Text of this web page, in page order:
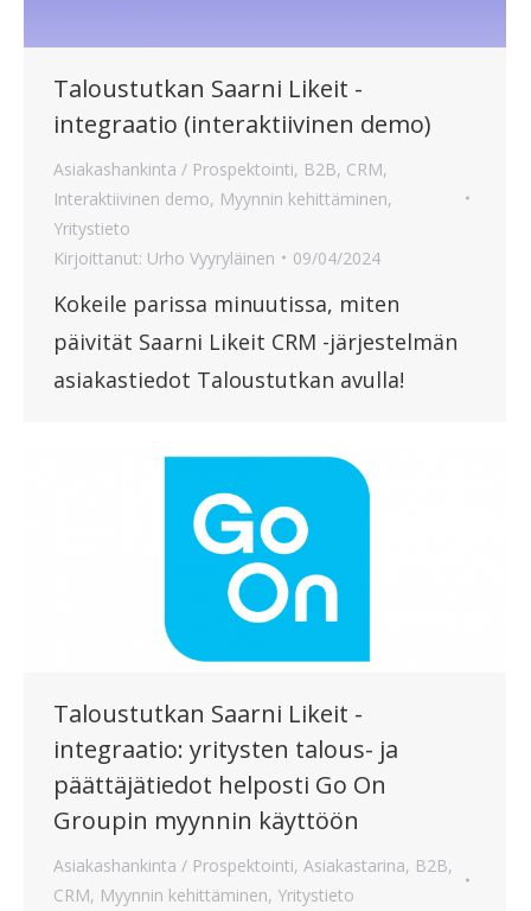
Taloustutkan Saarni Likeit -
integraatio (interaktiivinen demo)
Asiakashankinta / Prospektointi, B2B, CRM,
Interaktiivinen demo, Myynnin kehittäminen,
Yritystieto
Kirjoittanut: Urho Vyyryläinen 09/04/2024
Kokeile parissa minuutissa, miten
päivität Saarni Likeit CRM -järjestelmän
asiakastiedot Taloustutkan avulla!
Taloustutkan Saarni Likeit -
integraatio: yritysten talous- ja
päättäjätiedot helposti Go On
Groupin myynnin käyttöön
Asiakashankinta / Prospektointi, Asiakastarina, B2B,
CRM, Myynnin kehittäminen, Yritystieto